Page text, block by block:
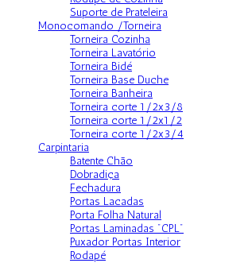
Suporte de Prateleira
Monocomando /Torneira
Torneira Cozinha
Torneira Lavatório
Torneira Bidé
Torneira Base Duche
Torneira Banheira
Torneira corte 1/2x3/8
Torneira corte 1/2x1/2
Torneira corte 1/2x3/4
Carpintaria
Batente Chão
Dobradiça
Fechadura
Portas Lacadas
Porta Folha Natural
Portas Laminadas "CPL"
Puxador Portas Interior
Rodapé